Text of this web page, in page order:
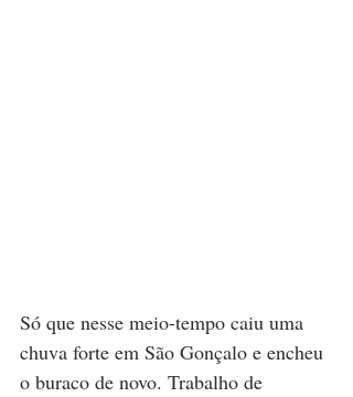
Só que nesse meio-tempo caiu uma
chuva forte em São Gonçalo e encheu
o buraco de novo. Trabalho de